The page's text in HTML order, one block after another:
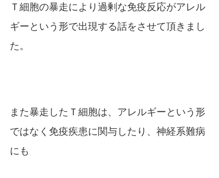
Ｔ細胞の暴走により過剰な免疫反応がアレル
ギーという形で出現する話をさせて頂きまし
た。
また暴走したＴ細胞は、アレルギーという形
ではなく免疫疾患に関与したり、神経系難病
にも